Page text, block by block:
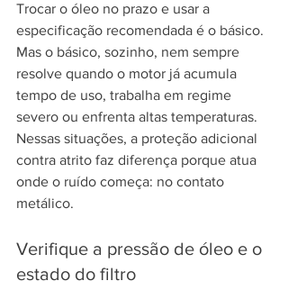
Trocar o óleo no prazo e usar a
especificação recomendada é o básico.
Mas o básico, sozinho, nem sempre
resolve quando o motor já acumula
tempo de uso, trabalha em regime
severo ou enfrenta altas temperaturas.
Nessas situações, a proteção adicional
contra atrito faz diferença porque atua
onde o ruído começa: no contato
metálico.
Verifique a pressão de óleo e o
estado do filtro